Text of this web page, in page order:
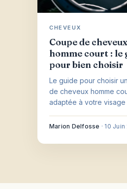
CHEVEUX
Coupe de cheveux
homme court : le
pour bien choisir
Le guide pour choisir
de cheveux homme
adaptée à votre visage
après jour.
Marion Delfosse · 10 Juin